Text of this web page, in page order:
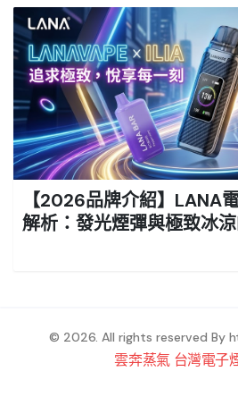
【2026品牌介紹】LANA
解析：發光煙彈與極致冰
© 2026. All rights reserved By
雲奔蒸氣 台灣電子